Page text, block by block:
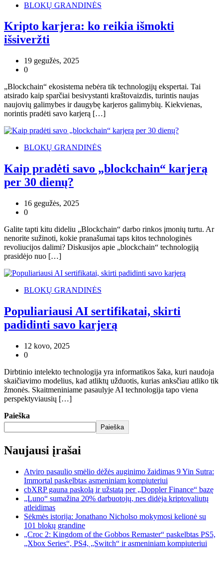
BLOKŲ GRANDINĖS
Kripto karjera: ko reikia išmokti
išsiveržti
19 gegužės, 2025
0
„Blockchain“ ekosistema nebėra tik technologijų ekspertai. Tai
atsirado kaip sparčiai besivystanti kraštovaizdis, turintis naujas
naujovių galimybes ir daugybę karjeros galimybių. Kiekvienas,
norintis pradėti savo karjerą […]
BLOKŲ GRANDINĖS
Kaip pradėti savo „blockchain“ karjerą
per 30 dienų?
16 gegužės, 2025
0
Galite tapti kitu dideliu „Blockchain“ darbo rinkos įmonių turtu. Ar
nenorite sužinoti, kokie pranašumai taps kitos technologinės
revoliucijos dalimi? Diskusijos apie „blockchain“ technologiją
prasidėjo nuo […]
BLOKŲ GRANDINĖS
Populiariausi AI sertifikatai, skirti
padidinti savo karjerą
12 kovo, 2025
0
Dirbtinio intelekto technologija yra informatikos šaka, kuri naudoja
skaičiavimo modelius, kad atliktų užduotis, kurias anksčiau atliko tik
žmonės. Skaitmeniniame pasaulyje AI technologija tapo viena
perspektyviausių […]
Paieška
Paieška
Naujausi įrašai
Atviro pasaulio smėlio dėžės auginimo žaidimas 9 Yin Sutra:
Immortal paskelbtas asmeniniam kompiuteriui
cbXRP gauna paskolą ir užstatą per „Doppler Finance“ bazę
„Luno“ sumažina 20% darbuotojų, nes didėja kriptovaliutų
atleidimas
Sėkmės istorija: Jonathano Nicholso mokymosi kelionė su
101 blokų grandine
„Croc 2: Kingdom of the Gobbos Remaster“ paskelbtas PS5,
„Xbox Series“, PS4, „Switch“ ir asmeniniam kompiuteriui